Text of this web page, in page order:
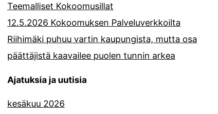
Teemalliset Kokoomusillat
12.5.2026 Kokoomuksen Palveluverkkoilta
Riihimäki puhuu vartin kaupungista, mutta osa
päättäjistä kaavailee puolen tunnin arkea
Ajatuksia ja uutisia
kesäkuu 2026